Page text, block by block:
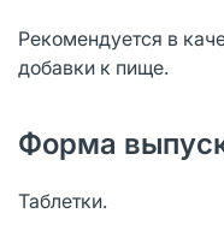
Рекомендуется в
добавки к пище.
Форма
Таблетки.